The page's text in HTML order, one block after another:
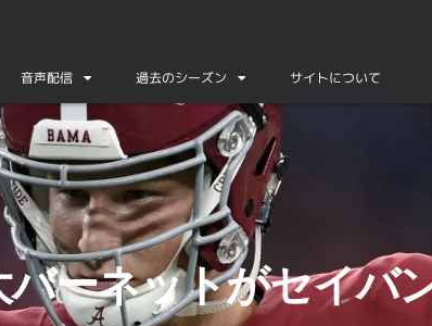
音声配信 過去のシーズン サイトについて
ーネットがセイバ